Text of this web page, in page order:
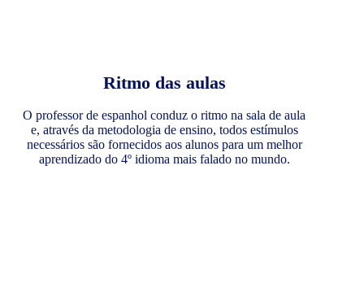
Ritmo das aulas
O professor de espanhol conduz o ritmo na sala de aula
e, através da metodologia de ensino, todos estímulos
necessários são fornecidos aos alunos para um melhor
aprendizado do 4º idioma mais falado no mundo.